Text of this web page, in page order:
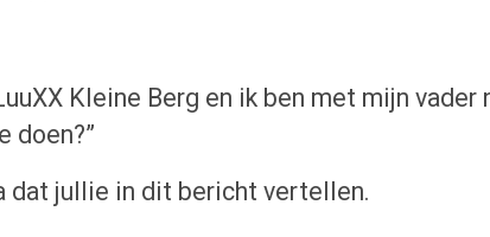
Kleine Berg en ik ben met mijn
doen?”
dat jullie in dit bericht vertellen.